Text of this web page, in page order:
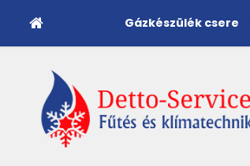
Gázkészülék csere